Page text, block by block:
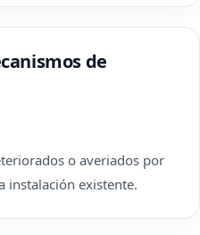
de
o averiados por
instalación existente.